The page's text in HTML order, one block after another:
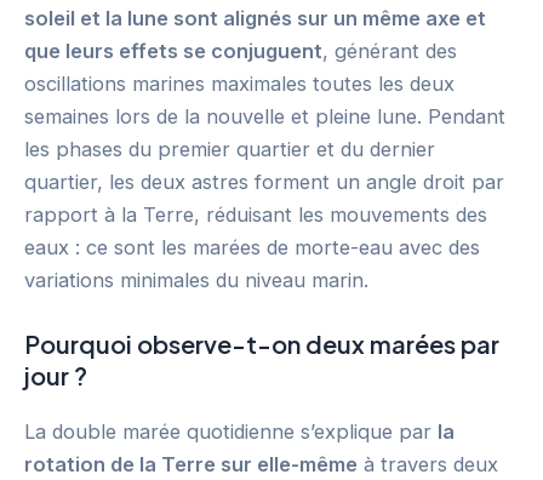
soleil et la lune sont alignés sur un même axe et
que leurs effets se conjuguent, générant des
oscillations marines maximales toutes les deux
semaines lors de la nouvelle et pleine lune. Pendant
les phases du premier quartier et du dernier
quartier, les deux astres forment un angle droit par
rapport à la Terre, réduisant les mouvements des
eaux : ce sont les marées de morte-eau avec des
variations minimales du niveau marin.
Pourquoi observe-t-on deux marées par
jour ?
La double marée quotidienne s’explique par la
rotation de la Terre sur elle-même à travers deux